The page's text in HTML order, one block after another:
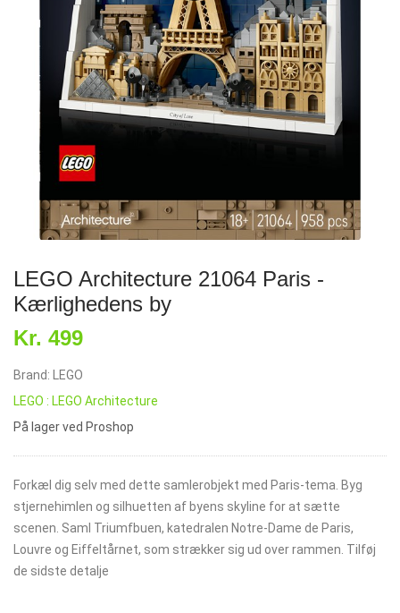
LEGO Architecture 21064 Paris -
Kærlighedens by
Kr. 499
Brand: LEGO
LEGO : LEGO Architecture
På lager ved Proshop
Forkæl dig selv med dette samlerobjekt med Paris-tema. Byg
stjernehimlen og silhuetten af byens skyline for at sætte
scenen. Saml Triumfbuen, katedralen Notre-Dame de Paris,
Louvre og Eiffeltårnet, som strækker sig ud over rammen. Tilføj
de sidste detalje